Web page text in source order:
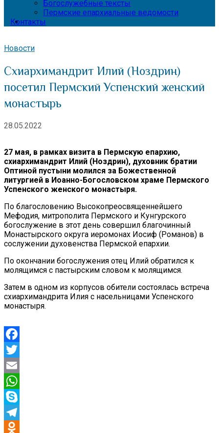
Богослужебные тексты
Пермские епархиальные ведомости
Контакты
Новости
Схиархимандрит Илий (Ноздрин)
посетил Пермский Успенский женский
монастырь
28.05.2022
27 мая, в рамках визита в Пермскую епархию,
схиархимандрит Илий (Ноздрин), духовник братии
Оптиной пустыни молился за Божественной
литургией в Иоанно-Богословском храме Пермского
Успенского женского монастыря.
По благословению Высокопреосвященнейшего
Мефодия, митрополита Пермского и Кунгурского
богослужение в этот день совершил благочинный
Монастырского округа иеромонах Иосиф (Романов) в
сослужении духовенства Пермской епархии.
По окончании богослужения отец Илий обратился к
молящимся с пастырским словом к молящимся.
Затем в одном из корпусов обители состоялась встреча
схиархимандрита Илия с насельницами Успенского
монастыря.
Facebook
Twitter
Email
WhatsApp
Skype
Telegram